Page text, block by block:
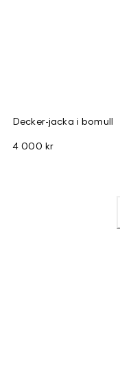
Decker-jacka i bomull
4 000 kr